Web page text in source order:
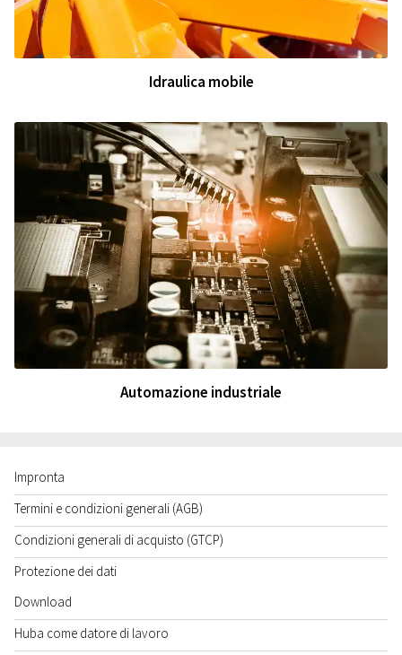
Idraulica mobile
Automazione industriale
Impronta
Termini e condizioni generali (AGB)
Condizioni generali di acquisto (GTCP)
Protezione dei dati
Download
Huba come datore di lavoro